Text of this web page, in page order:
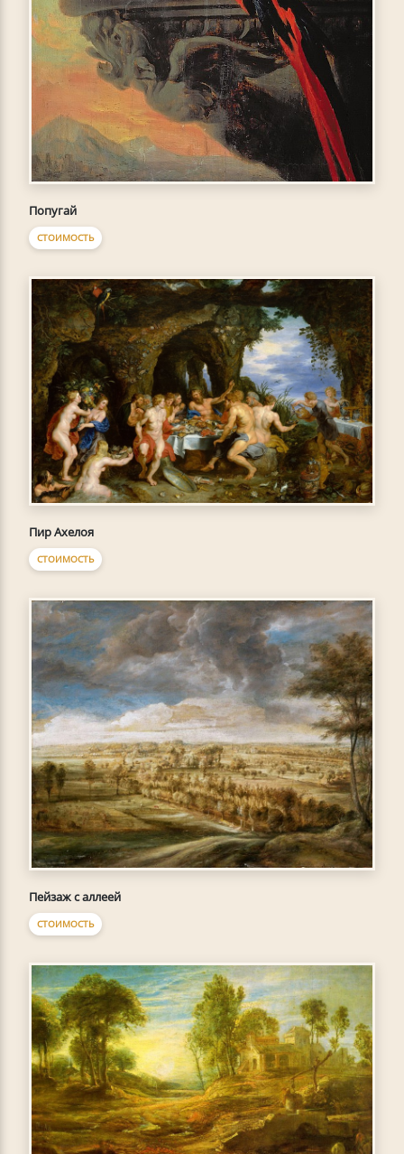
Попугай
СТОИМОСТЬ
Пир Ахелоя
СТОИМОСТЬ
Пейзаж с аллеей
СТОИМОСТЬ